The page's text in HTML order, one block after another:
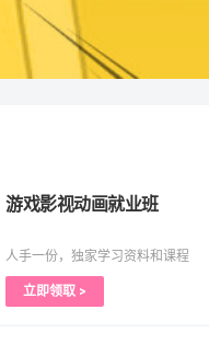
游戏影视动画就业班
人手一份，独家学习资料和课程
立即领取 >